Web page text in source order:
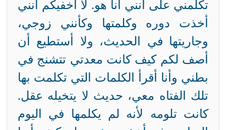
تكلمني على أنني أنا هو. لا أخفيكم أنني
أخذت دوره وكلمتها وكأنني زوجي،
وجاريتها في الحديث، ولا أستطيع أن
أصف لكم كيف كانت معدتي تتشنج في
بطني وأنا أقرأ الكلمات التي تكلمت بها
تلك الفتاه معي، حديث لا يتخيله عقل.
كانت تلومه لأنه لم يكلمها في اليوم